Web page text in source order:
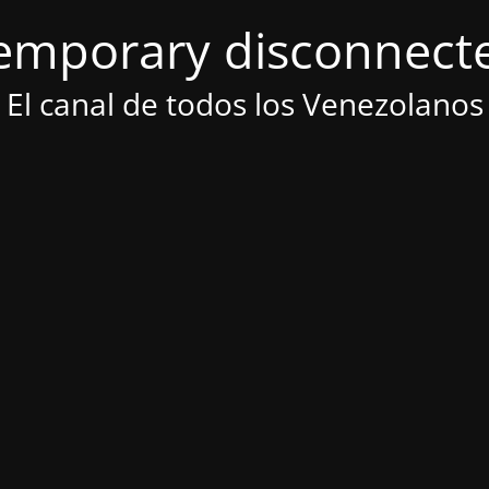
El canal de todos los Venezolanos